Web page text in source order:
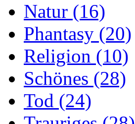
Natur (16)
Phantasy (20)
Religion (10)
Schönes (28)
Tod (24)